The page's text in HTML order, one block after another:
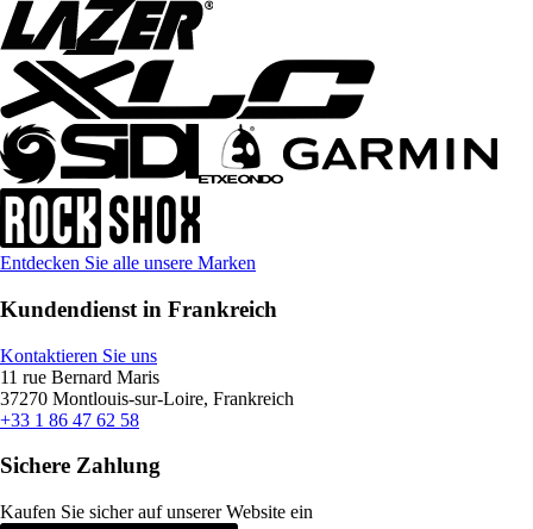
Entdecken Sie alle unsere Marken
Kundendienst in Frankreich
Kontaktieren Sie uns
11 rue Bernard Maris
37270 Montlouis-sur-Loire, Frankreich
+33 1 86 47 62 58
Sichere Zahlung
Kaufen Sie sicher auf unserer Website ein